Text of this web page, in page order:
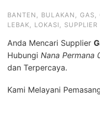
BANTEN BULAKAN GAS
LEBAK
LOKASI SUPPLIER
Anda Mencari Supplier
Hubungi Nana Permana
dan Terpercaya.
Kami Melayani